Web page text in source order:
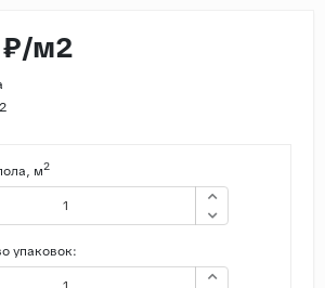
₽/м2
м2
упаковок: